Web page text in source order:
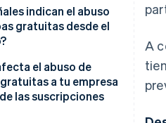
indican el abuso
gratuitas desde el
el abuso de
a tu empresa
las suscripciones
A